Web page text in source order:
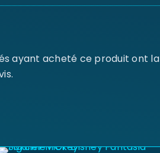
ayant acheté ce produit ont la